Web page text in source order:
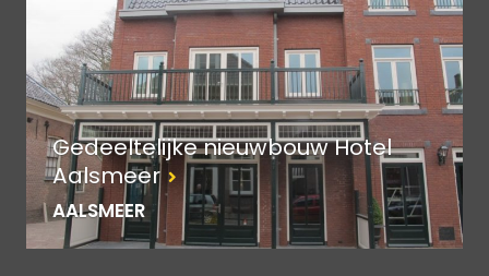
Gedeeltelijke nieuwbouw Hotel
Aalsmeer
AALSMEER